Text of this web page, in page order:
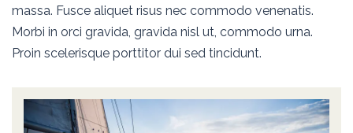
massa. Fusce aliquet risus nec commodo venenatis.
Morbi in orci gravida, gravida nisl ut, commodo urna.
Proin scelerisque porttitor dui sed tincidunt.